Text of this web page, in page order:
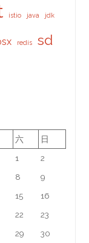
istio java jdk
redis sd
六
日
1
2
8
9
15
16
22
23
29
30